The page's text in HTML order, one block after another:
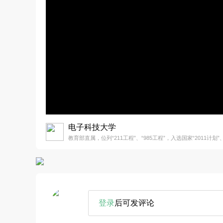
电子科技大学
教育部直属，位列“211工程”、“985工程”，入选国家“2011计划”
登录后可发评论